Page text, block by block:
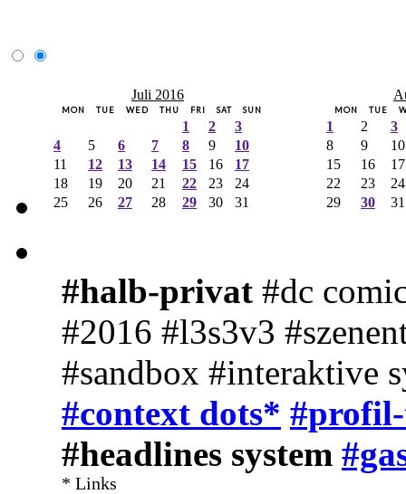
Juli 2016
MON TUE WED THU FRI SAT SUN
1 2
3
4
5 6 7 8 9
10
11
12 13 14 15 16
17
18
19 20 21 22 23
24
25
26 27 28 29 30 31
MON TUE
1 2
3
8
9
10
15
16
17
22
23
24
29
30 31
#halb-privat #dc
#2016 #l3s3v3
#sandbox #interaktive
#context dots*
#headlines system
* Links